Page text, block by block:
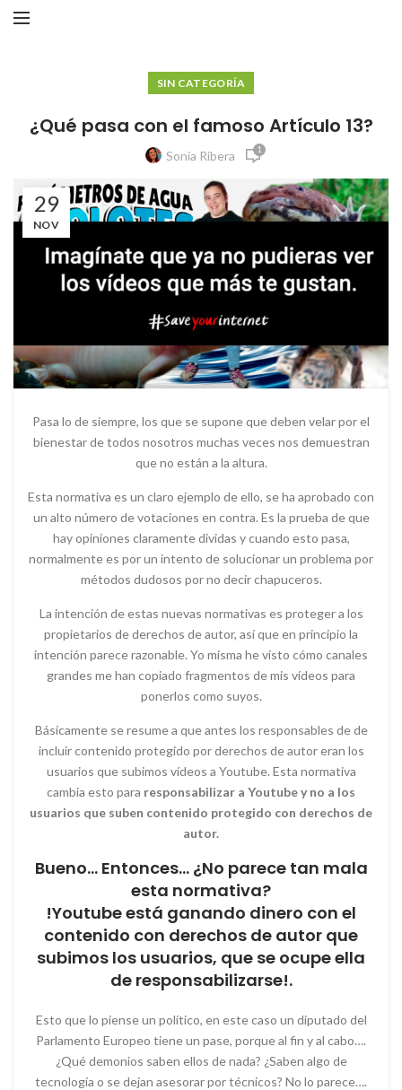
SIN CATEGORÍA
¿Qué pasa con el famoso Artículo 13?
Sonia Ribera 1
29
NOV
Pasa lo de siempre, los que se supone que deben velar por el
bienestar de todos nosotros muchas veces nos demuestran
que no están a la altura.
Esta normativa es un claro ejemplo de ello, se ha aprobado con
un alto número de votaciones en contra. Es la prueba de que
hay opiniones claramente dividas y cuando esto pasa,
normalmente es por un intento de solucionar un problema por
métodos dudosos por no decir chapuceros.
La intención de estas nuevas normativas es proteger a los
propietarios de derechos de autor, así que en principio la
intención parece razonable. Yo misma he visto cómo canales
grandes me han copiado fragmentos de mis vídeos para
ponerlos como suyos.
Básicamente se resume a que antes los responsables de de
incluir contenido protegido por derechos de autor eran los
usuarios que subimos vídeos a Youtube. Esta normativa
cambia esto para responsabilizar a Youtube y no a los
usuarios que suben contenido protegido con derechos de
autor.
Bueno… Entonces… ¿No parece tan mala
esta normativa?
!Youtube está ganando dinero con el
contenido con derechos de autor que
subimos los usuarios, que se ocupe ella
de responsabilizarse!.
Esto que lo piense un político, en este caso un diputado del
Parlamento Europeo tiene un pase, porque al fin y al cabo….
¿Qué demonios saben ellos de nada? ¿Saben algo de
tecnología o se dejan asesorar por técnicos? No lo parece….